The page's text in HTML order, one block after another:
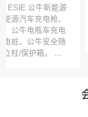
区，是一家集
一体的现代化
公楼及现代化
人，拥有先进
上，合格率达
户的称赞，在